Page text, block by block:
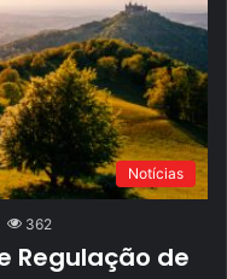
Notícias
362
Regulação de